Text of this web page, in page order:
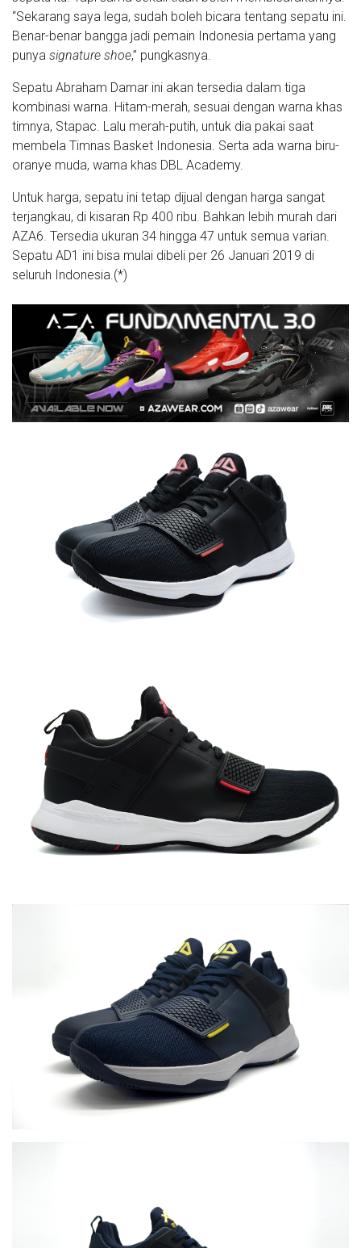
“Sekarang saya lega, sudah boleh bicara tentang sepatu ini.
Benar-benar bangga jadi pemain Indonesia pertama yang
punya signature shoe,” pungkasnya.
Sepatu Abraham Damar ini akan tersedia dalam tiga
kombinasi warna. Hitam-merah, sesuai dengan warna khas
timnya, Stapac. Lalu merah-putih, untuk dia pakai saat
membela Timnas Basket Indonesia. Serta ada warna biru-
oranye muda, warna khas DBL Academy.
Untuk harga, sepatu ini tetap dijual dengan harga sangat
terjangkau, di kisaran Rp 400 ribu. Bahkan lebih murah dari
AZA6. Tersedia ukuran 34 hingga 47 untuk semua varian.
Sepatu AD1 ini bisa mulai dibeli per 26 Januari 2019 di
seluruh Indonesia.(*)